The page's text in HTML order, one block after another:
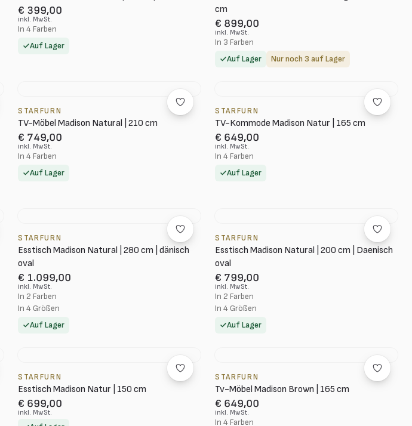
€ 399,00
inkl. MwSt.
In 4 Farben
Auf Lager
cm
€ 899,00
inkl. MwSt.
In 3 Farben
Auf Lager
Nur noch 3 auf Lager
STARFURN
TV-Möbel Madison Natural | 210 cm
€ 749,00
inkl. MwSt.
In 4 Farben
Auf Lager
STARFURN
TV-Kommode Madison Natur | 165 cm
€ 649,00
inkl. MwSt.
In 4 Farben
Auf Lager
STARFURN
Esstisch Madison Natural | 280 cm | dänisch
oval
€ 1.099,00
inkl. MwSt.
In 2 Farben
In 4 Größen
Auf Lager
STARFURN
Esstisch Madison Natural | 200 cm | Daenisch
oval
€ 799,00
inkl. MwSt.
In 2 Farben
In 4 Größen
Auf Lager
STARFURN
Esstisch Madison Natur | 150 cm
€ 699,00
inkl. MwSt.
STARFURN
Tv-Möbel Madison Brown | 165 cm
€ 649,00
inkl. MwSt.
In 4 Farben